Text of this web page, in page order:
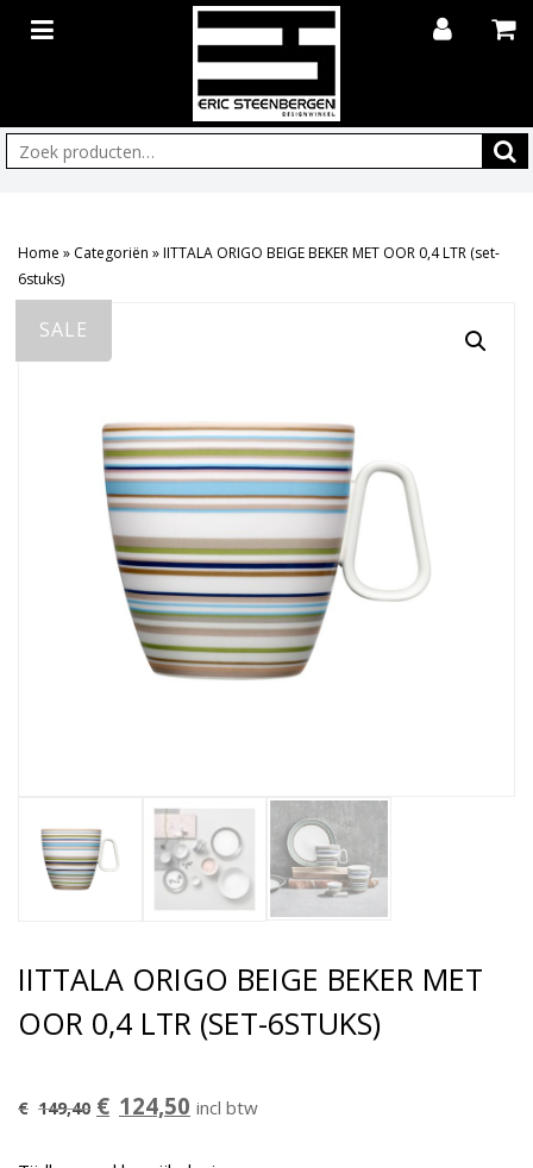
Zoeken:
Home » Categoriën »IITTALA ORIGO BEIGE BEKER MET OOR 0,4 LTR (set-
6stuks)
SALE
IITTALA ORIGO BEIGE BEKER MET
OOR 0,4 LTR (SET-6STUKS)
€ 149,40 Oorspronkelijke
€ 124,50 Huidige
incl btw